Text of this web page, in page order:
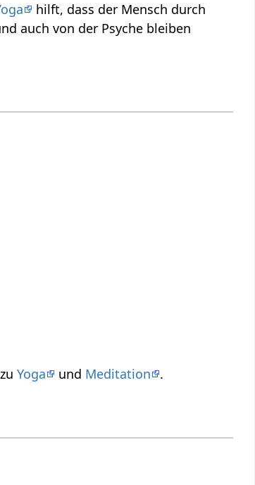
hilft, dass der Mensch durch
auch von der Psyche bleiben
Yoga und Meditation .